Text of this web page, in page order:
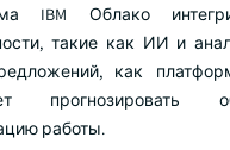
IBM Облако
такие как ИИ и
как
прогнозировать
работы.